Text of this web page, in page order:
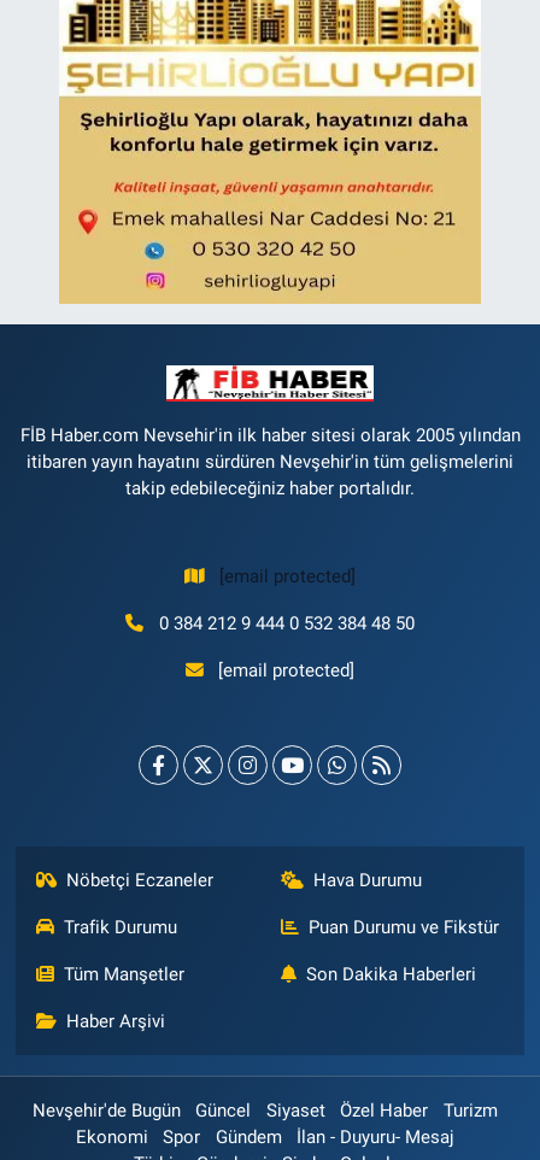
FİB Haber.com Nevsehir'in ilk haber sitesi olarak 2005 yılından
itibaren yayın hayatını sürdüren Nevşehir'in tüm gelişmelerini
takip edebileceğiniz haber portalıdır.
[email protected]
0 384 212 9 444 0 532 384 48 50
[email protected]
Nöbetçi Eczaneler Hava Durumu
Trafik Durumu Puan Durumu ve Fikstür
Tüm Manşetler Son Dakika Haberleri
Haber Arşivi
Nevşehir'de Bugün Güncel Siyaset Özel Haber
Turizm
Ekonomi
Spor Gündem
İlan - Duyuru- Mesaj